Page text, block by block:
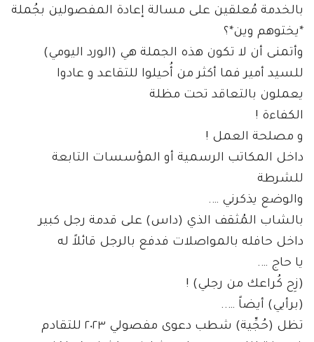
بالخدمة مُعلقين على مسالة إعادة المفصولين بجُملة
*يختوهم وين*؟
وأتمنى أن لا تكون هذه الجملة هي (الورد اليومي)
للسيد أمير فما أكثر من أُحيلوا للتقاعد و عادوا
يعملون بالتعاقد تحت مظلة
الكفاءة !
و مصلحة العمل !
داخل المكاتب الرسمية أو المؤسسات التابعة
للشرطة
والوضع يذكرني ….
بالشاب المُثقف الذي (داس) على قدمة رجل كبير
داخل حافله بالمواصلات فدفع بالرجل قائلاً له
يا حاج ….
(زِح كُراعك من رجلي) !
(برأيي) أيضاً …..
تظل (حُجِّية) شطب دعوى مفصولي ٢٠٢٣ للتقادم